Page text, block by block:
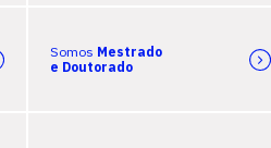
Somos Mestrado
e Doutorado